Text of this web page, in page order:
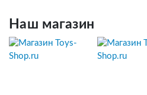
Наш магазин